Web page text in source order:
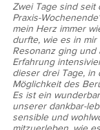
Zwei Tage sind seit
Praxis-
mein Herz immer
durfte, wie es in
Resonanz ging
Erfahrung
dieser drei Tage,
Möglichkeit des
Es ist ein
unserer dankbar-
sensible und